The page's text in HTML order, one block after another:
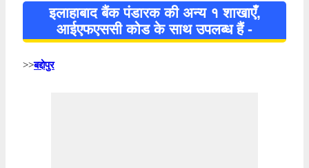
इलाहाबाद बैंक पंडारक की अन्य १ शाखाएँ,
आईएफएससी कोड के साथ उपलब्ध हैं -
>>बद्दोपुर